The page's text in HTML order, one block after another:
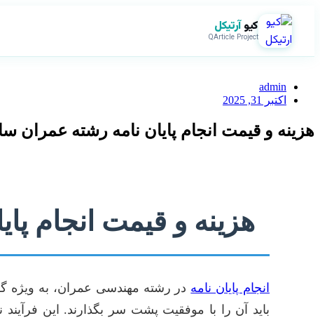
کیوآرتیکل
QArticle Project
admin
اکتبر 31, 2025
هزینه و قیمت انجام پایان نامه رشته عمران
هزینه و قیمت انجام
انجام پایان نامه در رشته مهندسی عمران، به ویژه
باید آن را با موفقیت پشت سر بگذارند. این